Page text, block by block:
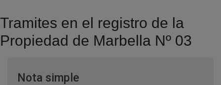
Tramites en el registro de la
Propiedad de Marbella Nº 03
Nota simpleVentana nueva